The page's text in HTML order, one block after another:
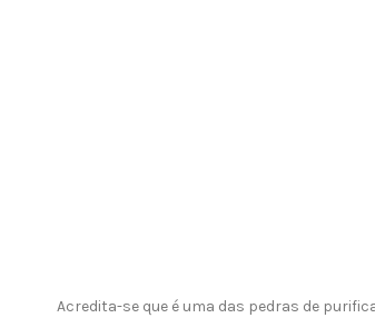
Acredita-se que é uma das pedras de